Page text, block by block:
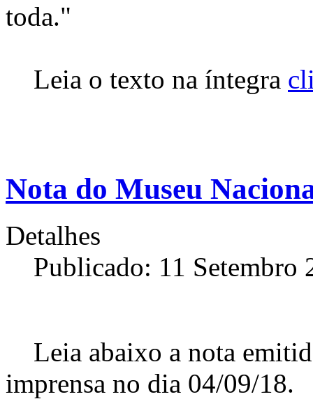
toda."
Leia o texto na íntegra
Nota do Museu
Detalhes
Publicado: 11 Setembro
Leia abaixo a nota
imprensa no dia 04/09/18.